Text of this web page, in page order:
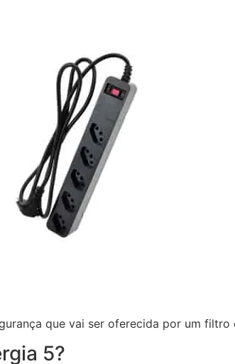
que vai ser oferecida por um
5?